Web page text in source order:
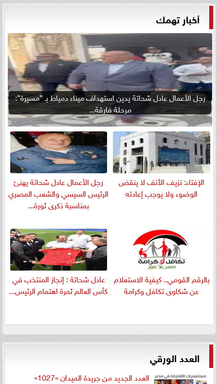
أخبار تهمك
رجل الأعمال عادل شحاتة يدين استهداف ميناء دمياط بـ ”مسيرة”:
مرحلة فارقة...
الإفتاء: نزيف الأنف لا ينقض
الوضوء ولا يوجب إعادته
رجل الأعمال عادل شحاتة يهنئ
الرئيس السيسي والشعب المصري
بمناسبة ذكرى ثورة...
بالرقم القومي.. كيفية الاستعلام
عن شكاوى تكافل وكرامة
عادل شحاتة : إنجاز المنتخب في
كأس العالم ثمرة اهتمام الرئيس...
العدد الورقي
العدد الجديد من جريدة الميدان «1027»